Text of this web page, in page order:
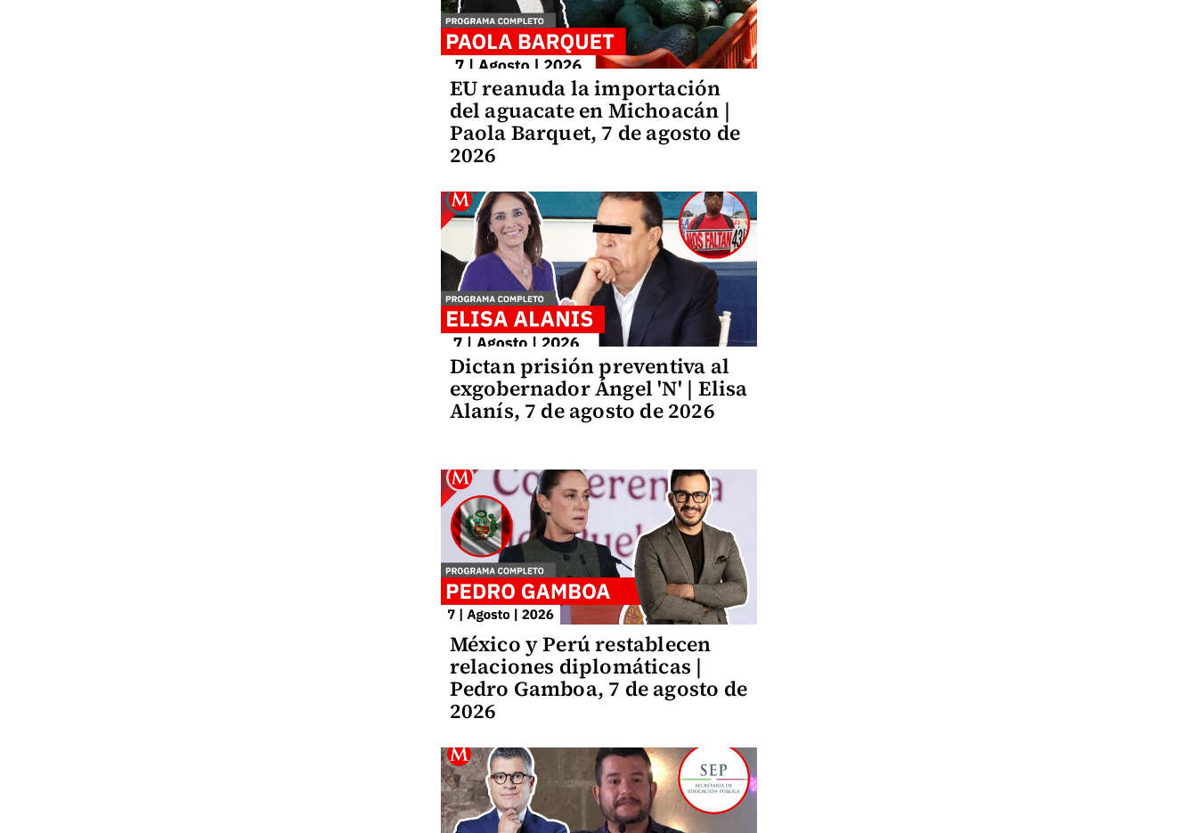
EU reanuda la importación
del aguacate en Michoacán |
Paola Barquet, 7 de agosto de
2026
Dictan prisión preventiva al
exgobernador Ángel 'N' | Elisa
Alanís, 7 de agosto de 2026
México y Perú restablecen
relaciones diplomáticas |
Pedro Gamboa, 7 de agosto de
2026